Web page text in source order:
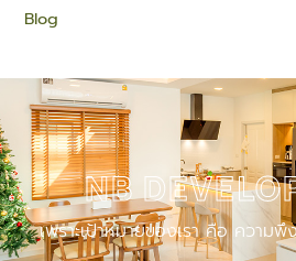
Blog
NB
เพราะเป้าหมายของเรา คือ ความ